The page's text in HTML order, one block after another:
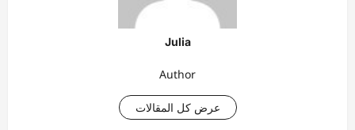
Julia
Author
عرض كل المقالات